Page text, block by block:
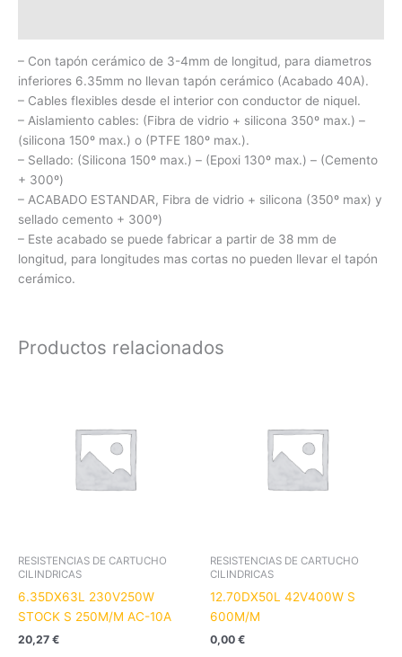
– Con tapón cerámico de 3-4mm de longitud, para diametros
inferiores 6.35mm no llevan tapón cerámico (Acabado 40A).
– Cables flexibles desde el interior con conductor de niquel.
– Aislamiento cables: (Fibra de vidrio + silicona 350º max.) –
(silicona 150º max.) o (PTFE 180º max.).
– Sellado: (Silicona 150º max.) – (Epoxi 130º max.) – (Cemento
+ 300º)
– ACABADO ESTANDAR, Fibra de vidrio + silicona (350º max) y
sellado cemento + 300º)
– Este acabado se puede fabricar a partir de 38 mm de
longitud, para longitudes mas cortas no pueden llevar el tapón
cerámico.
Productos relacionados
RESISTENCIAS DE CARTUCHO
CILINDRICAS
6.35DX63L 230V250W
STOCK S 250M/M AC-10A
20,27 €
RESISTENCIAS DE CARTUCHO
CILINDRICAS
12.70DX50L 42V400W S
600M/M
0,00 €